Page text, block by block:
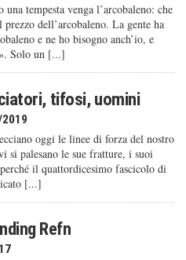
una tempesta venga l’arcobaleno: che
prezzo dell’arcobaleno. La gente ha
e ne ho bisogno anch’io, e
Solo un [...]
tifosi, uomini
oggi le linee di forza del nostro
si palesano le sue fratture, i suoi
il quattordicesimo fascicolo di
[...]
Refn